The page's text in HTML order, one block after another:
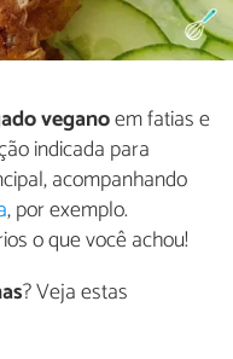
veganoem fatias e
indicada para
acompanhando
, por exemplo.
o que você achou!
? Veja estas